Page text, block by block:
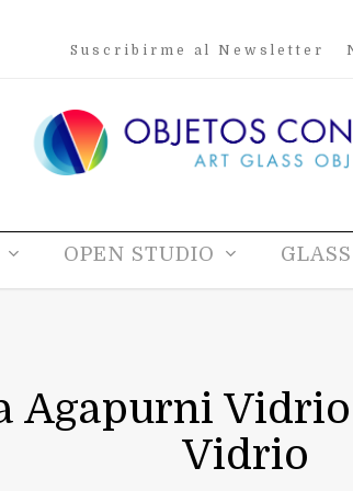
Suscribirme al Newsletter
OPEN STUDIO
Agapurni
Vidrio